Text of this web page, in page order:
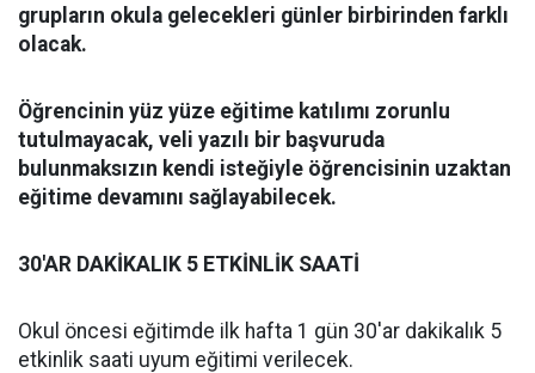
grupların okula gelecekleri günler birbirinden farklı
olacak.
Öğrencinin yüz yüze eğitime katılımı zorunlu
tutulmayacak, veli yazılı bir başvuruda
bulunmaksızın kendi isteğiyle öğrencisinin uzaktan
eğitime devamını sağlayabilecek.
30'AR DAKİKALIK 5 ETKİNLİK SAATİ
Okul öncesi eğitimde ilk hafta 1 gün 30'ar dakikalık 5
etkinlik saati uyum eğitimi verilecek.